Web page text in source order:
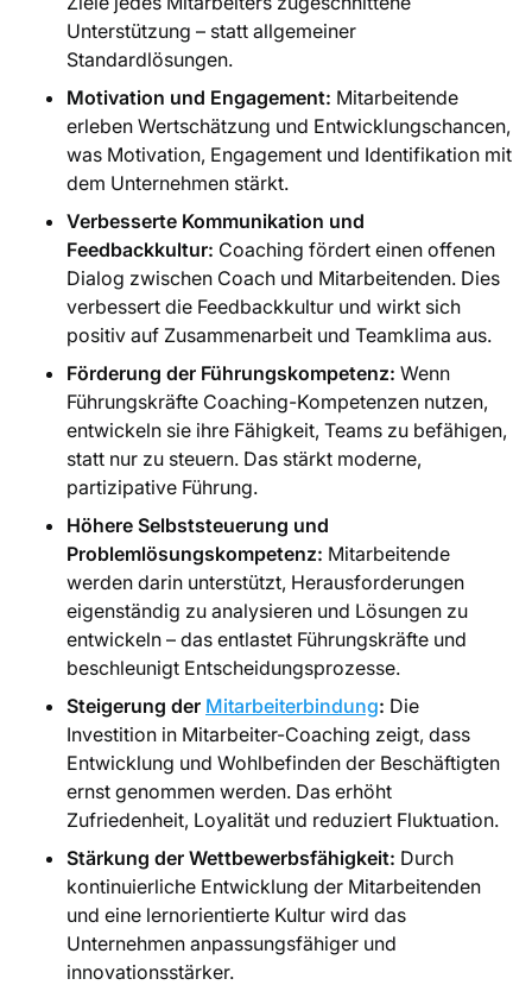
Unterstützung – statt allgemeiner
Standardlösungen.
Motivation und Engagement: Mitarbeitende
erleben Wertschätzung und Entwicklungschancen,
was Motivation, Engagement und Identifikation mit
dem Unternehmen stärkt.
Verbesserte Kommunikation und
Feedbackkultur: Coaching fördert einen offenen
Dialog zwischen Coach und Mitarbeitenden. Dies
verbessert die Feedbackkultur und wirkt sich
positiv auf Zusammenarbeit und Teamklima aus.
Förderung der Führungskompetenz: Wenn
Führungskräfte Coaching-Kompetenzen nutzen,
entwickeln sie ihre Fähigkeit, Teams zu befähigen,
statt nur zu steuern. Das stärkt moderne,
partizipative Führung.
Höhere Selbststeuerung und
Problemlösungskompetenz: Mitarbeitende
werden darin unterstützt, Herausforderungen
eigenständig zu analysieren und Lösungen zu
entwickeln – das entlastet Führungskräfte und
beschleunigt Entscheidungsprozesse.
Steigerung der Mitarbeiterbindung: Die
Investition in Mitarbeiter-Coaching zeigt, dass
Entwicklung und Wohlbefinden der Beschäftigten
ernst genommen werden. Das erhöht
Zufriedenheit, Loyalität und reduziert Fluktuation.
Stärkung der Wettbewerbsfähigkeit: Durch
kontinuierliche Entwicklung der Mitarbeitenden
und eine lernorientierte Kultur wird das
Unternehmen anpassungsfähiger und
innovationsstärker.